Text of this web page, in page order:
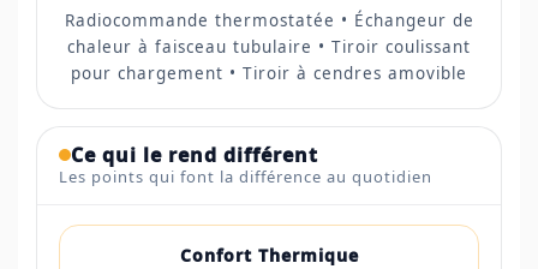
Radiocommande thermostatée • Échangeur de
chaleur à faisceau tubulaire • Tiroir coulissant
pour chargement • Tiroir à cendres amovible
Ce qui le rend différent
Les points qui font la différence au quotidien
Confort Thermique